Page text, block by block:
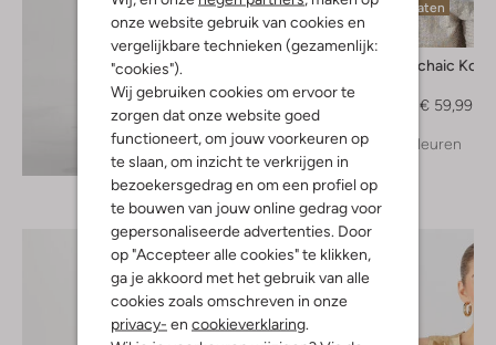
onze website gebruik van cookies en
vergelijkbare technieken (gezamenlijk:
"cookies").
Wij gebruiken cookies om ervoor te
zorgen dat onze website goed
functioneert, om jouw voorkeuren op
te slaan, om inzicht te verkrijgen in
bezoekersgedrag en om een profiel op
te bouwen van jouw online gedrag voor
gepersonaliseerde advertenties. Door
op "Accepteer alle cookies" te klikken,
ga je akkoord met het gebruik van alle
cookies zoals omschreven in onze
privacy- en cookieverklaring
Ontdek de look
Laatste maten
-60%
Greek Archaic Kori
€ 59,99
+ meer kleuren